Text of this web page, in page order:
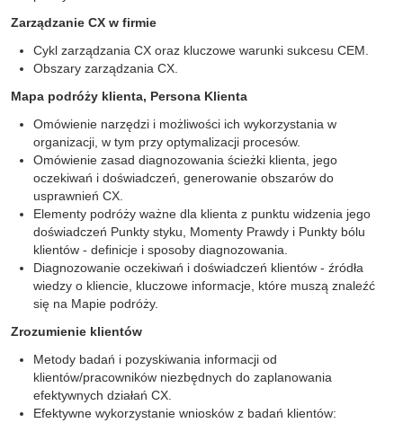
Zarządzanie CX w firmie
Cykl zarządzania CX oraz kluczowe warunki sukcesu CEM.
Obszary zarządzania CX.
Mapa podróży klienta, Persona Klienta
Omówienie narzędzi i możliwości ich wykorzystania w
organizacji, w tym przy optymalizacji procesów.
Omówienie zasad diagnozowania ścieżki klienta, jego
oczekiwań i doświadczeń, generowanie obszarów do
usprawnień CX.
Elementy podróży ważne dla klienta z punktu widzenia jego
doświadczeń Punkty styku, Momenty Prawdy i Punkty bólu
klientów - definicje i sposoby diagnozowania.
Diagnozowanie oczekiwań i doświadczeń klientów - źródła
wiedzy o kliencie, kluczowe informacje, które muszą znaleźć
się na Mapie podróży.
Zrozumienie klientów
Metody badań i pozyskiwania informacji od
klientów/pracowników niezbędnych do zaplanowania
efektywnych działań CX.
Efektywne wykorzystanie wniosków z badań klientów: